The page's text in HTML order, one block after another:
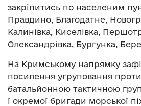
закріпитись по населеним
Правдино, Благодатне,
Калинівка, Киселівка,
Олександрівка, Бургунка,
На Кримському напрямку
посилення угруповання
батальйонною тактичною
ї окремої бригади морської